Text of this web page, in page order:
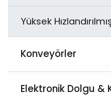
Yüksek
Konveyörler
Elektronik Dolgu &